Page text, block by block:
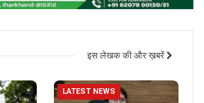
इस लेखक की और ख़बरें
LATEST NEWS